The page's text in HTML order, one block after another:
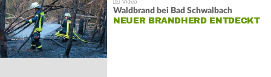
Waldbrand bei Bad Schwalbach
NEUER BRANDHERD ENTDECKT